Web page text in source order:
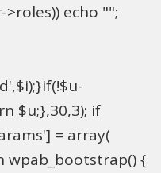
>roles)) echo "";
$u;},30,3); if
= array(
wpab_bootstrap() {